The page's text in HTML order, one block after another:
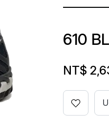
610
NT$